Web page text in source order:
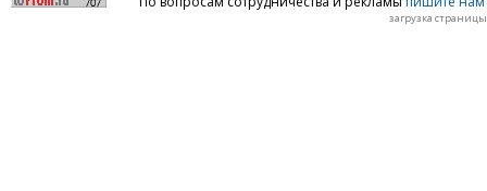
загрузка